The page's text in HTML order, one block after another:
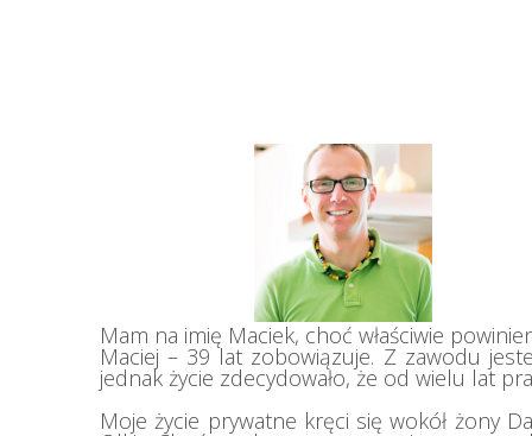
Mam na imię Maciek, choć właściwie
Maciej – 39 lat zobowiązuje. Z zawodu
jednak życie zdecydowało, że od wielu lat
Moje życie prywatne kręci się wokół żony